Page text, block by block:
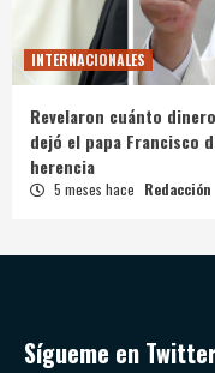
INTERNACIONALES
Revelaron cuánto dinero
dejó el papa Francisco
herencia
5 meses hace Redacción
Sígueme en Twitter